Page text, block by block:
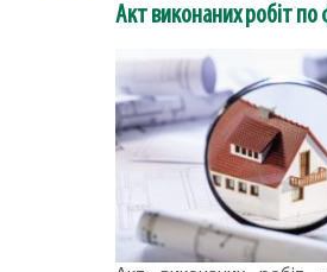
Акт виконаних робіт по